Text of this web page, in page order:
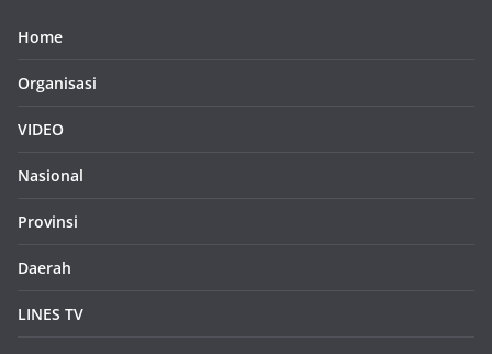
Home
Organisasi
VIDEO
Nasional
Provinsi
Daerah
LINES TV